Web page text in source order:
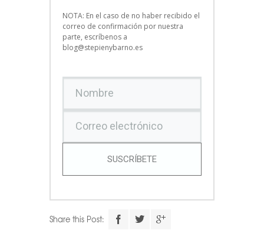
NOTA: En el caso de no haber recibido el
correo de confirmación por nuestra
parte, escríbenos a
blog@stepienybarno.es
SUSCRÍBETE
Share this Post: